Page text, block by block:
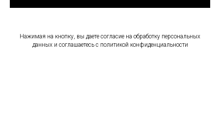
Нажимая на кнопку, вы даете согласие на обработку персональных
данных и соглашаетесь c политикой конфиденциальности